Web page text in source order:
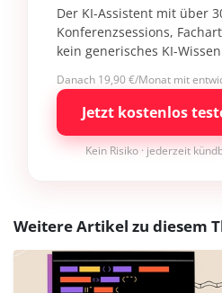
Der KI-Assistent mit über
Konferenzsessions,
kein generisches KI-
Danach 19,90 €/Monat mit
Jetzt kostenlos
Kein Risiko · jederzeit
Weitere Artikel zu diesem